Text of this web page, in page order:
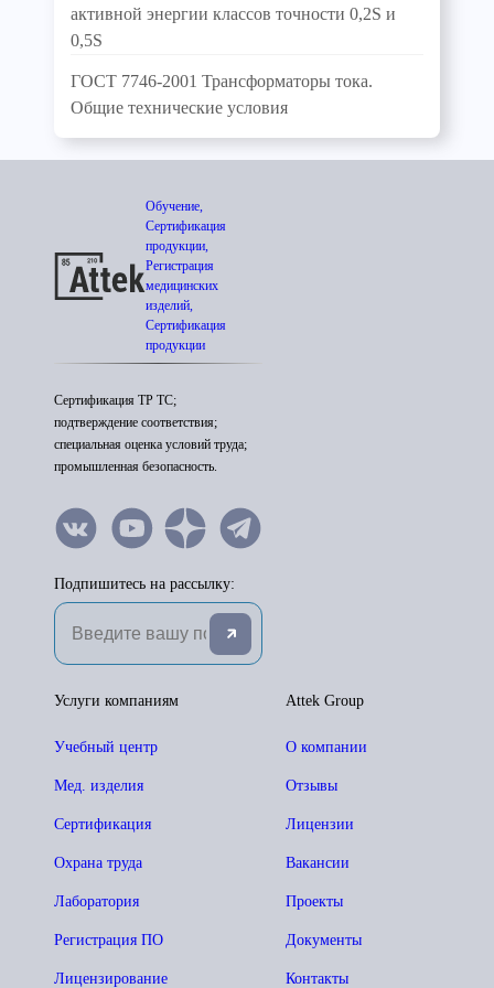
активной энергии классов точности 0,2S и
0,5S
ГОСТ 7746-2001 Трансформаторы тока.
Общие технические условия
Обучение,
Сертификация
продукции,
Регистрация
медицинских
изделий,
Сертификация
продукции
Сертификация ТР ТС;
подтверждение соответствия;
специальная оценка условий труда;
промышленная безопасность.
Подпишитесь на рассылку:
Attek Group
О компании
Отзывы
Лицензии
Вакансии
Проекты
Документы
Контакты
Услуги компаниям
Учебный центр
Мед. изделия
Сертификация
Охрана труда
Лаборатория
Регистрация ПО
Лицензирование